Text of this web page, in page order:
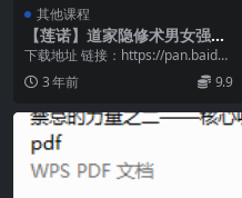
其他课程
【莲诺】道家隐修术男女强肾
气养生功法
下载地址 链接：https://pan.baidu.
com/s/1Q63Q3Qw...
3 年前 9.9